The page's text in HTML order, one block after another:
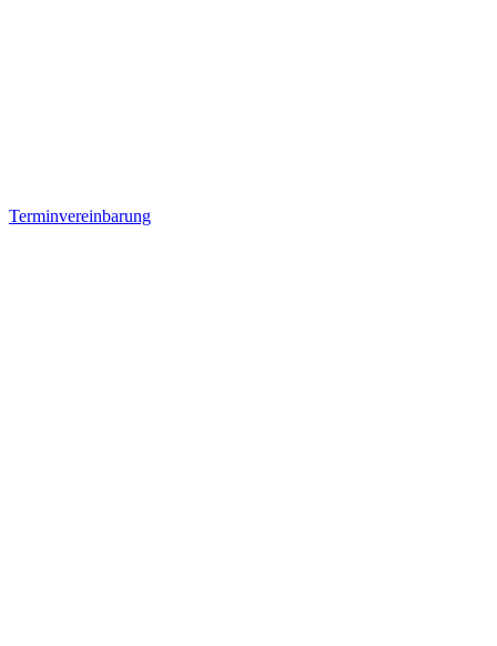
Terminvereinbarung